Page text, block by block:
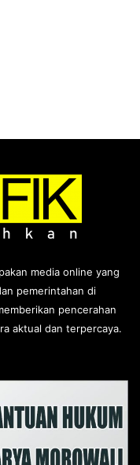
media online yang
pemerintahan di
pencerahan
aktual dan terpercaya.